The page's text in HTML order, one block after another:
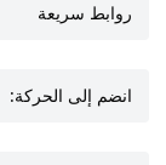
روابط سريعة
انضم إلى الحركة: